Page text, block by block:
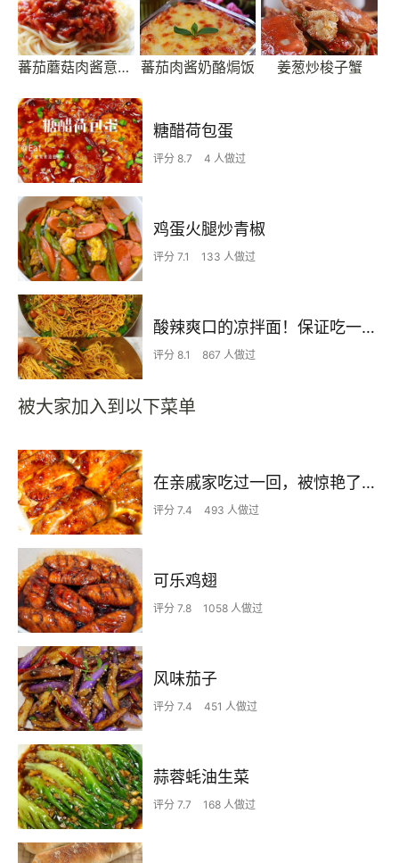
蕃茄蘑菇肉酱意大利面 蕃茄肉酱奶酪焗饭 姜葱炒梭子蟹
糖醋荷包蛋
评分 8.7 4 人做过
鸡蛋火腿炒青椒
评分 7.1 133 人做过
酸辣爽口的凉拌面！保证吃一次就上瘾
评分 8.1 867 人做过
被大家加入到以下菜单
在亲戚家吃过一回，被惊艳了…
评分 7.4 493 人做过
可乐鸡翅
评分 7.8 1058 人做过
风味茄子
评分 7.4 451 人做过
蒜蓉蚝油生菜
评分 7.7 168 人做过